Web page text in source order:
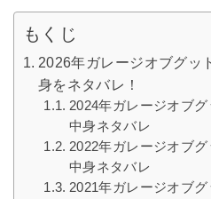
もくじ
2026年ガレージオブグッ
身をネタバレ！
2024年ガレージオブ
中身ネタバレ
2022年ガレージオブ
中身ネタバレ
2021年ガレージオブ